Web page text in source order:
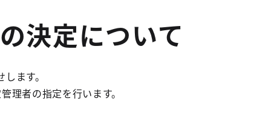
決定について
ます。
理者の指定を行います。